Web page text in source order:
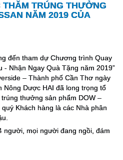
TRÚNG THƯỞNG
NĂM 2019 CỦA
đến tham dự Chương trình Quay
- Nhận Ngay Quà Tặng năm 2019”
– Thành phố Cần Thơ ngày
Nông Dược HAI đã long trọng tổ
thưởng sản phẩm DOW –
Khách hàng là các Nhà phân